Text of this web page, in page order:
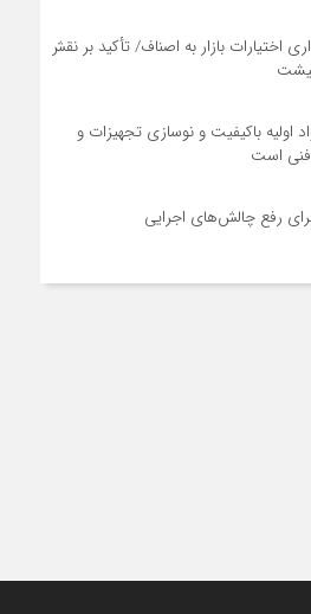
اختیارات بازار به اصناف/ تأکید بر نقش
باکیفیت و نوسازی تجهیزات و
است
رفع چالش‌های اجرایی
کلید حل مشکلات اقتصادی کشور